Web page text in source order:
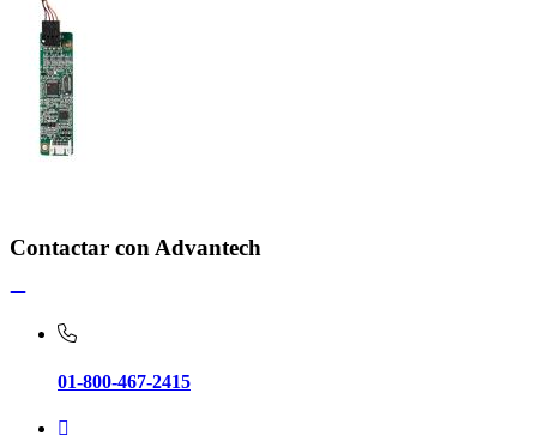
Contactar con Advantech
01-800-467-2415